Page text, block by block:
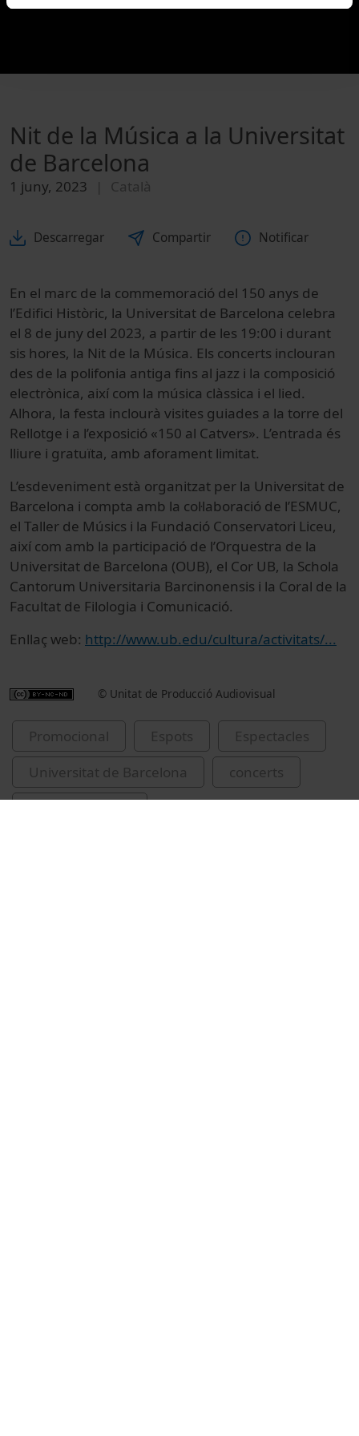
Nit de la Música a la Universitat
de Barcelona
1 juny, 2023 Català
Descarregar Compartir Notificar
En el marc de la commemoració del 150 anys de
l’Edifici Històric, la Universitat de Barcelona celebra
el 8 de juny del 2023, a partir de les 19:00 i durant
sis hores, la Nit de la Música. Els concerts inclouran
des de la polifonia antiga fins al jazz i la composició
electrònica, així com la música clàssica i el lied.
Alhora, la festa inclourà visites guiades a la torre del
Rellotge i a l’exposició «150 al Catvers». L’entrada és
lliure i gratuïta, amb aforament limitat.
L’esdeveniment està organitzat per la Universitat de
Barcelona i compta amb la col·laboració de l’ESMUC,
el Taller de Músics i la Fundació Conservatori Liceu,
així com amb la participació de l’Orquestra de la
Universitat de Barcelona (OUB), el Cor UB, la Schola
Cantorum Universitaria Barcinonensis i la Coral de la
Facultat de Filologia i Comunicació.
Enllaç web: http://www.ub.edu/cultura/activitats/...
© Unitat de Producció Audiovisual
Promocional Espots
Espectacles
Universitat de Barcelona
concerts